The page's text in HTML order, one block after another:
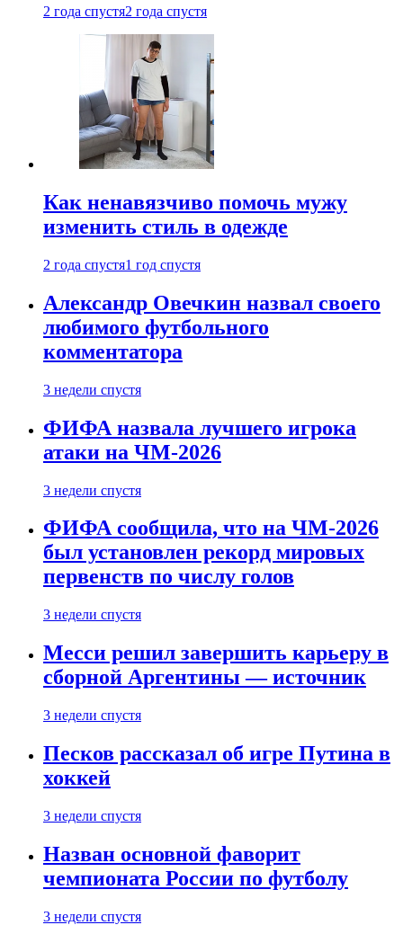
2 года спустя2 года спустя
Как ненавязчиво помочь мужу
изменить стиль в одежде
2 года спустя1 год спустя
Александр Овечкин назвал своего
любимого футбольного
комментатора
3 недели спустя
ФИФА назвала лучшего игрока
атаки на ЧМ-2026
3 недели спустя
ФИФА сообщила, что на ЧМ-2026
был установлен рекорд мировых
первенств по числу голов
3 недели спустя
Месси решил завершить карьеру в
сборной Аргентины — источник
3 недели спустя
Песков рассказал об игре Путина в
хоккей
3 недели спустя
Назван основной фаворит
чемпионата России по футболу
3 недели спустя